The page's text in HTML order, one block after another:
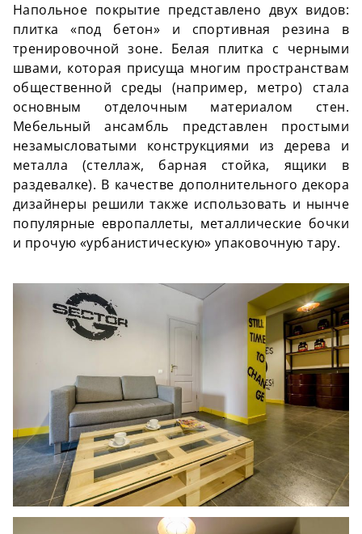
Напольное покрытие представлено двух видов:
плитка «под бетон» и спортивная резина в
тренировочной зоне. Белая плитка с черными
швами, которая присуща многим пространствам
общественной среды (например, метро) стала
основным отделочным материалом стен.
Мебельный ансамбль представлен простыми
незамысловатыми конструкциями из дерева и
металла (стеллаж, барная стойка, ящики в
раздевалке). В качестве дополнительного декора
дизайнеры решили также использовать и нынче
популярные европаллеты, металлические бочки
и прочую «урбанистическую» упаковочную тару.